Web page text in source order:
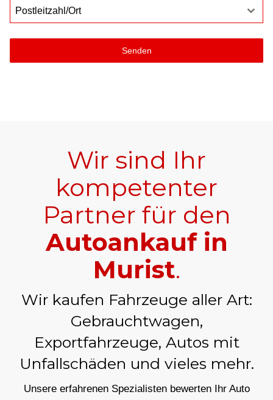
Postleitzahl/Ort
Senden
Wir sind Ihr
kompetenter
Partner für den
Autoankauf in
Murist.
Wir kaufen Fahrzeuge aller Art:
Gebrauchtwagen,
Exportfahrzeuge, Autos mit
Unfallschäden und vieles mehr.
Unsere erfahrenen Spezialisten bewerten Ihr Auto